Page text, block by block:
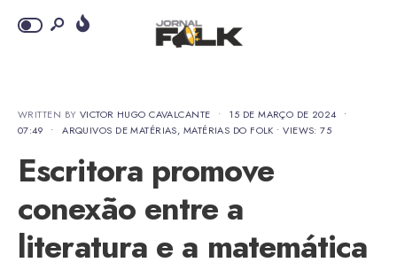
WRITTEN BY VICTOR HUGO CAVALCANTE • 15 DE MARÇO DE 2024 •
07:49
• ARQUIVOS DE MATÉRIAS, MATÉRIAS DO FOLK •VIEWS: 75
Escritora promove
conexão entre a
literatura e a matemática